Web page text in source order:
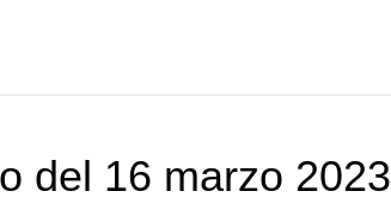
del 16 marzo 2023